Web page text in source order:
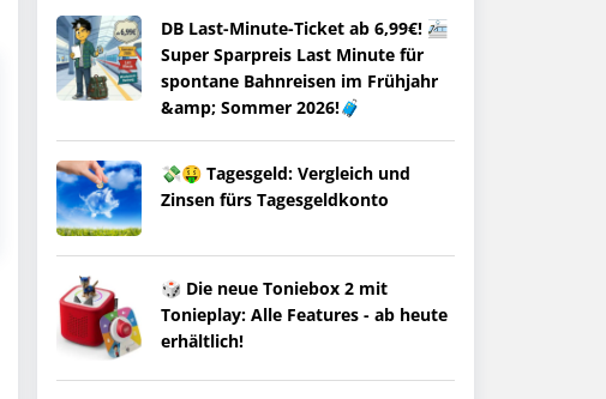
DB Last-Minute-Ticket ab 6,99€! 🚈
Super Sparpreis Last Minute für
spontane Bahnreisen im Frühjahr
&amp; Sommer 2026!🧳
💸🤑 Tagesgeld: Vergleich und
Zinsen fürs Tagesgeldkonto
🎲 Die neue Toniebox 2 mit
Tonieplay: Alle Features - ab heute
erhältlich!